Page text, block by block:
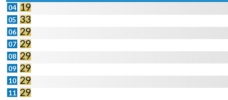
04 19
05 33
06 29
07 29
08 29
09 29
10 29
11 29